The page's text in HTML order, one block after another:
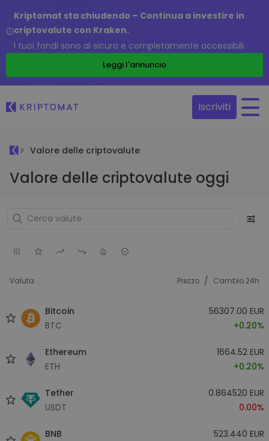
Kriptomat sta chiudendo – Continua a investire in
criptovalute con Kraken.
I tuoi fondi sono al sicuro e completamente accessibili.
Leggi l'annuncio
Iscriviti
Valore delle criptovalute
Valore delle criptovalute oggi
Valuta Prezzo / Cambio 24h
Bitcoin
BTC
56307.00 EUR
+0.20%
Ethereum
ETH
1664.52 EUR
+0.20%
Tether
USDT
0.864520 EUR
0.00%
BNB
523.440 EUR